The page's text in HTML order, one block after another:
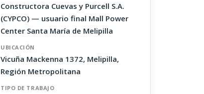
Constructora Cuevas y Purcell S.A.
(CYPCO) — usuario final Mall Power
Center Santa María de Melipilla
UBICACIÓN
Vicuña Mackenna 1372, Melipilla,
Región Metropolitana
TIPO DE TRABAJO